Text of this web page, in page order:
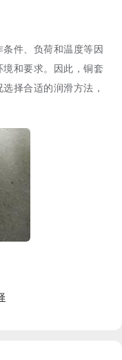
件、负荷和温度等因
和要求。因此，铜套
择合适的润滑方法，